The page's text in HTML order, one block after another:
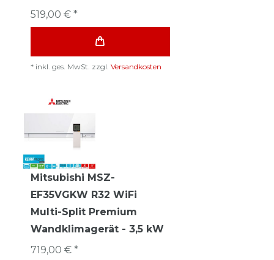
519,00 € *
* inkl. ges. MwSt. zzgl. Versandkosten
Mitsubishi MSZ-
EF35VGKW R32 WiFi
Multi-Split Premium
Wandklimagerät - 3,5 kW
719,00 € *